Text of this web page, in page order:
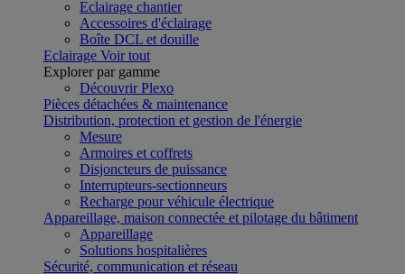
Eclairage chantier
Accessoires d'éclairage
Boîte DCL et douille
Eclairage Voir tout
Explorer par gamme
Découvrir Plexo
Pièces détachées & maintenance
Distribution, protection et gestion de l'énergie
Mesure
Armoires et coffrets
Disjoncteurs de puissance
Interrupteurs-sectionneurs
Recharge pour véhicule électrique
Appareillage, maison connectée et pilotage du bâtiment
Appareillage
Solutions hospitalières
Sécurité, communication et réseau